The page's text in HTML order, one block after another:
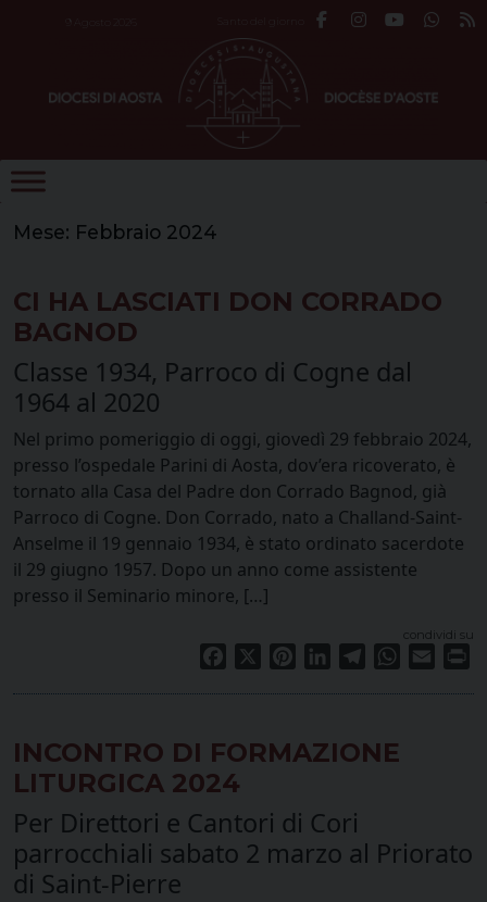
9 Agosto 2026
Mese: Febbraio 2024
CI HA LASCIATI DON CORRADO
BAGNOD
Classe 1934, Parroco di Cogne dal
1964 al 2020
Nel primo pomeriggio di oggi, giovedì 29 febbraio 2024,
presso l’ospedale Parini di Aosta, dov’era ricoverato, è
tornato alla Casa del Padre don Corrado Bagnod, già
Parroco di Cogne. Don Corrado, nato a Challand-Saint-
Anselme il 19 gennaio 1934, è stato ordinato sacerdote
il 29 giugno 1957. Dopo un anno come assistente
presso il Seminario minore, […]
condividi su
Facebook PinterestLinkedInTelegramWhatsApp
Email
INCONTRO DI FORMAZIONE
LITURGICA 2024
Per Direttori e Cantori di Cori
parrocchiali sabato 2 marzo al Priorato
di Saint-Pierre